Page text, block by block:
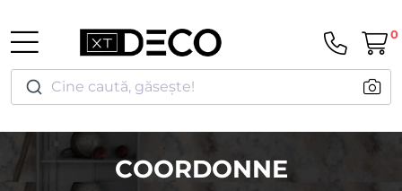
Cine caută, găsește!
0
COORDONNE